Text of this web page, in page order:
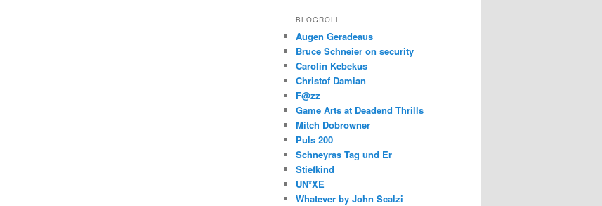
BLOGROLL
Augen Geradeaus
Bruce Schneier on security
Carolin Kebekus
Christof Damian
F@zz
Game Arts at Deadend Thrills
Mitch Dobrowner
Puls 200
Schneyras Tag und Er
Stiefkind
UN*XE
Whatever by John Scalzi